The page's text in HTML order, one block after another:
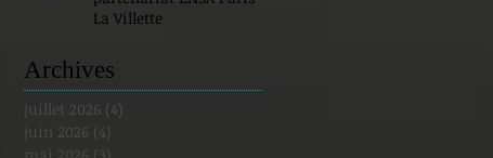
La Villette
Archives
juillet 2026 (4)
juin 2026 (4)